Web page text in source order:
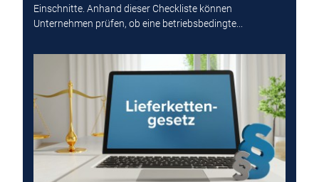
Einschnitte. Anhand dieser Checkliste können
Unternehmen prüfen, ob eine betriebsbedingte...